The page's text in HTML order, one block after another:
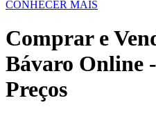
CONHECER MAIS
Comprar e
Bávaro Online
Preços